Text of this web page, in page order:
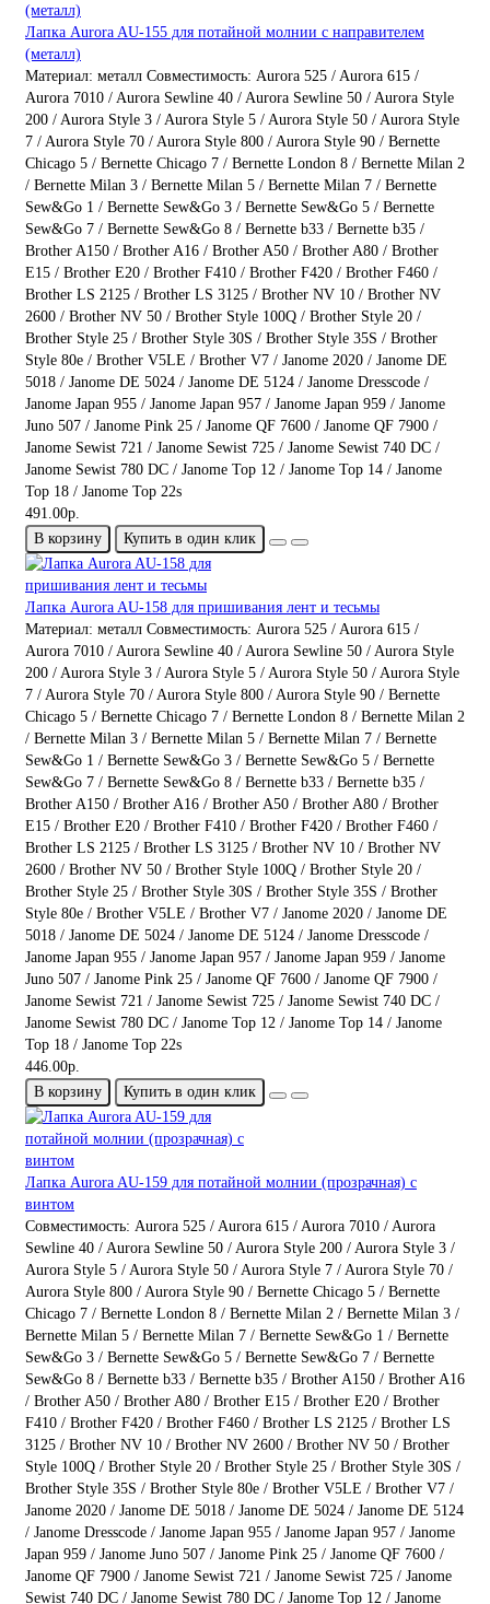
Лапка Aurora AU-155 для потайной молнии с направителем
(металл)
Материал: металл Совместимость: Aurora 525 / Aurora 615 /
Aurora 7010 / Aurora Sewline 40 / Aurora Sewline 50 / Aurora Style
200 / Aurora Style 3 / Aurora Style 5 / Aurora Style 50 / Aurora Style
7 / Aurora Style 70 / Aurora Style 800 / Aurora Style 90 / Bernette
Chicago 5 / Bernette Chicago 7 / Bernette London 8 / Bernette Milan 2
/ Bernette Milan 3 / Bernette Milan 5 / Bernette Milan 7 / Bernette
Sew&Go 1 / Bernette Sew&Go 3 / Bernette Sew&Go 5 / Bernette
Sew&Go 7 / Bernette Sew&Go 8 / Bernette b33 / Bernette b35 /
Brother A150 / Brother A16 / Brother A50 / Brother A80 / Brother
E15 / Brother E20 / Brother F410 / Brother F420 / Brother F460 /
Brother LS 2125 / Brother LS 3125 / Brother NV 10 / Brother NV
2600 / Brother NV 50 / Brother Style 100Q / Brother Style 20 /
Brother Style 25 / Brother Style 30S / Brother Style 35S / Brother
Style 80e / Brother V5LE / Brother V7 / Janome 2020 / Janome DE
5018 / Janome DE 5024 / Janome DE 5124 / Janome Dresscode /
Janome Japan 955 / Janome Japan 957 / Janome Japan 959 / Janome
Juno 507 / Janome Pink 25 / Janome QF 7600 / Janome QF 7900 /
Janome Sewist 721 / Janome Sewist 725 / Janome Sewist 740 DC /
Janome Sewist 780 DC / Janome Top 12 / Janome Top 14 / Janome
Top 18 / Janome Top 22s
491.00р.
В корзину
Купить в один клик
Лапка Aurora AU-158 для пришивания лент и тесьмы
Материал: металл Совместимость: Aurora 525 / Aurora 615 /
Aurora 7010 / Aurora Sewline 40 / Aurora Sewline 50 / Aurora Style
200 / Aurora Style 3 / Aurora Style 5 / Aurora Style 50 / Aurora Style
7 / Aurora Style 70 / Aurora Style 800 / Aurora Style 90 / Bernette
Chicago 5 / Bernette Chicago 7 / Bernette London 8 / Bernette Milan 2
/ Bernette Milan 3 / Bernette Milan 5 / Bernette Milan 7 / Bernette
Sew&Go 1 / Bernette Sew&Go 3 / Bernette Sew&Go 5 / Bernette
Sew&Go 7 / Bernette Sew&Go 8 / Bernette b33 / Bernette b35 /
Brother A150 / Brother A16 / Brother A50 / Brother A80 / Brother
E15 / Brother E20 / Brother F410 / Brother F420 / Brother F460 /
Brother LS 2125 / Brother LS 3125 / Brother NV 10 / Brother NV
2600 / Brother NV 50 / Brother Style 100Q / Brother Style 20 /
Brother Style 25 / Brother Style 30S / Brother Style 35S / Brother
Style 80e / Brother V5LE / Brother V7 / Janome 2020 / Janome DE
5018 / Janome DE 5024 / Janome DE 5124 / Janome Dresscode /
Janome Japan 955 / Janome Japan 957 / Janome Japan 959 / Janome
Juno 507 / Janome Pink 25 / Janome QF 7600 / Janome QF 7900 /
Janome Sewist 721 / Janome Sewist 725 / Janome Sewist 740 DC /
Janome Sewist 780 DC / Janome Top 12 / Janome Top 14 / Janome
Top 18 / Janome Top 22s
446.00р.
В корзину
Купить в один клик
Лапка Aurora AU-159 для потайной молнии (прозрачная) с
винтом
Совместимость: Aurora 525 / Aurora 615 / Aurora 7010 / Aurora
Sewline 40 / Aurora Sewline 50 / Aurora Style 200 / Aurora Style 3 /
Aurora Style 5 / Aurora Style 50 / Aurora Style 7 / Aurora Style 70 /
Aurora Style 800 / Aurora Style 90 / Bernette Chicago 5 / Bernette
Chicago 7 / Bernette London 8 / Bernette Milan 2 / Bernette Milan 3 /
Bernette Milan 5 / Bernette Milan 7 / Bernette Sew&Go 1 / Bernette
Sew&Go 3 / Bernette Sew&Go 5 / Bernette Sew&Go 7 / Bernette
Sew&Go 8 / Bernette b33 / Bernette b35 / Brother A150 / Brother A16
/ Brother A50 / Brother A80 / Brother E15 / Brother E20 / Brother
F410 / Brother F420 / Brother F460 / Brother LS 2125 / Brother LS
3125 / Brother NV 10 / Brother NV 2600 / Brother NV 50 / Brother
Style 100Q / Brother Style 20 / Brother Style 25 / Brother Style 30S /
Brother Style 35S / Brother Style 80e / Brother V5LE / Brother V7 /
Janome 2020 / Janome DE 5018 / Janome DE 5024 / Janome DE 5124
/ Janome Dresscode / Janome Japan 955 / Janome Japan 957 / Janome
Japan 959 / Janome Juno 507 / Janome Pink 25 / Janome QF 7600 /
Janome QF 7900 / Janome Sewist 721 / Janome Sewist 725 / Janome
Sewist 740 DC / Janome Sewist 780 DC / Janome Top 12 / Janome